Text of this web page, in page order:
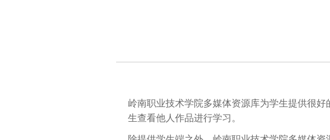
岭南职业技术学院多媒体资源库为学生提供很
生查看他人作品进行学习。